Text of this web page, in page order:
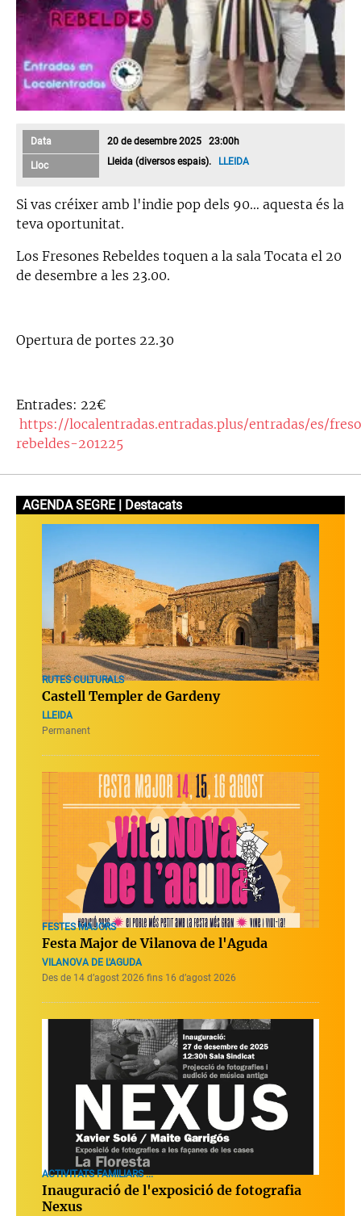
Data 20 de desembre 2025 23:00h
Lloc Lleida (diversos espais). LLEIDA
Si vas créixer amb l'indie pop dels 90… aquesta és la
teva oportunitat.
Los Fresones Rebeldes toquen a la sala Tocata el 20
de desembre a les 23.00.
Opertura de portes 22.30
Entrades: 22€
https://localentradas.entradas.plus/entradas/es/
rebeldes-201225
AGENDA SEGRE | Destacats
RUTES CULTURALS
Castell Templer de Gardeny
LLEIDA
Permanent
FESTES MAJORS
Festa Major de Vilanova de l'Aguda
VILANOVA DE L'AGUDA
Des de 14 d’agost 2026 fins 16 d’agost 2026
ACTIVITATS FAMILIARS ...
Inauguració de l'exposició de fotografia
Nexus